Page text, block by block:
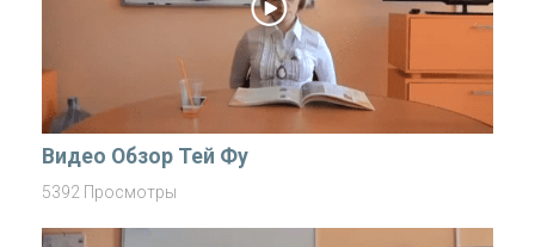
Видео Обзор Тей Фу
5392 Просмотры